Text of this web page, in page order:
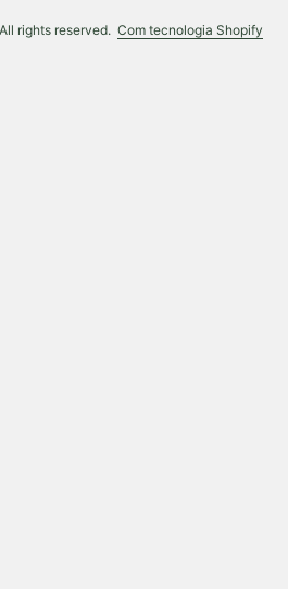
rights reserved.Com tecnologia Shopify